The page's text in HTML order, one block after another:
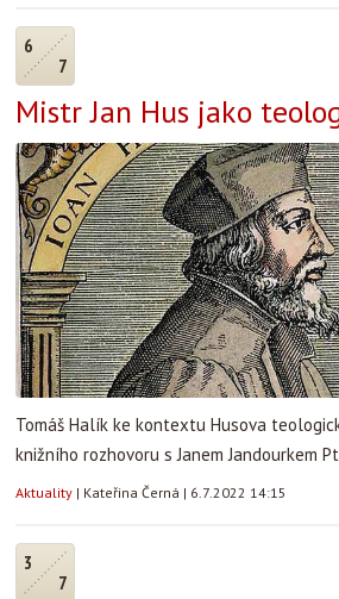
6
7
Mistr Jan Hus jako
Tomáš Halík ke kontextu Husova
knižního rozhovoru s Janem Jandourkem
Aktuality | Kateřina Černá | 6.7.2022 14:15
3
7